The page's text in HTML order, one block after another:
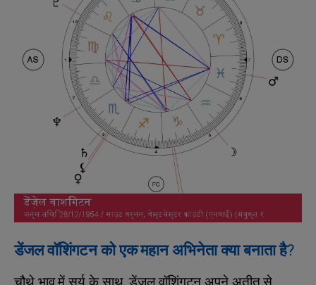
डेंजल वॉशिंगटन को एक महान अभिनेता क्या बनाता है?